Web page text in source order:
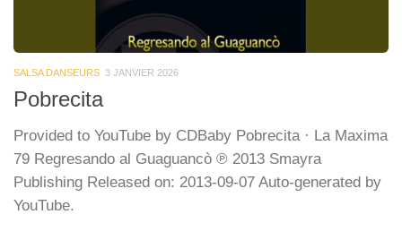
SALSA DANSEURS 3 JANVIER 2026
Pobrecita
Provided to YouTube by CDBaby Pobrecita · La Maxima
79 Regresando al Guaguancò ℗ 2013 Smayra
Publishing Released on: 2013-09-07 Auto-generated by
YouTube.